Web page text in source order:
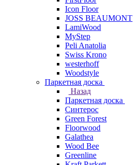
Icon Floor
JOSS BEAUMONT
LamiWood
MyStep
Peli Anatolia
Swiss Krono
westerhoff
Woodstyle
Паркетная доска
Назад
Паркетная доска
Синтерос
Green Forest
Floorwood
Galathea
Wood Bee
Greenline